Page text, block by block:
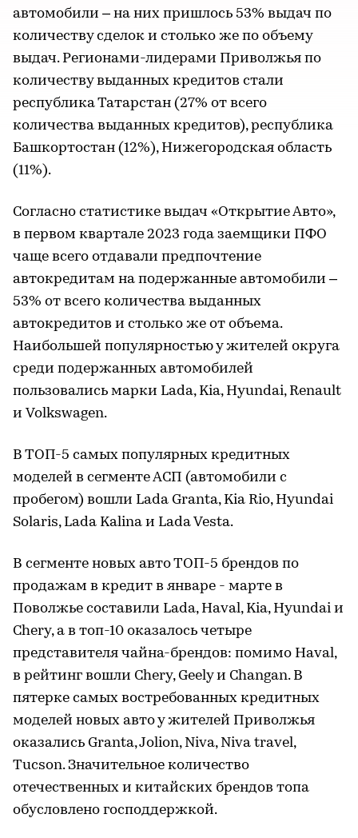
автомобили – на них пришлось 53% выдач по
количеству сделок и столько же по объему
выдач. Регионами-лидерами Приволжья по
количеству выданных кредитов стали
республика Татарстан (27% от всего
количества выданных кредитов), республика
Башкортостан (12%), Нижегородская область
(11%).
Согласно статистике выдач «Открытие Авто»,
в первом квартале 2023 года заемщики ПФО
чаще всего отдавали предпочтение
автокредитам на подержанные автомобили –
53% от всего количества выданных
автокредитов и столько же от объема.
Наибольшей популярностью у жителей округа
среди подержанных автомобилей
пользовались марки Lada, Kia, Hyundai, Renault
и Volkswagen.
В ТОП-5 самых популярных кредитных
моделей в сегменте АСП (автомобили с
пробегом) вошли Lada Granta, Kia Rio, Hyundai
Solaris, Lada Kalina и Lada Vesta.
В сегменте новых авто ТОП-5 брендов по
продажам в кредит в январе - марте в
Поволжье составили Lada, Haval, Kia, Hyundai и
Chery, а в топ-10 оказалось четыре
представителя чайна-брендов: помимо Haval,
в рейтинг вошли Chery, Geely и Changan. В
пятерке самых востребованных кредитных
моделей новых авто у жителей Приволжья
оказались Granta, Jolion, Niva, Niva travel,
Tucson. Значительное количество
отечественных и китайских брендов топа
обусловлено господдержкой.